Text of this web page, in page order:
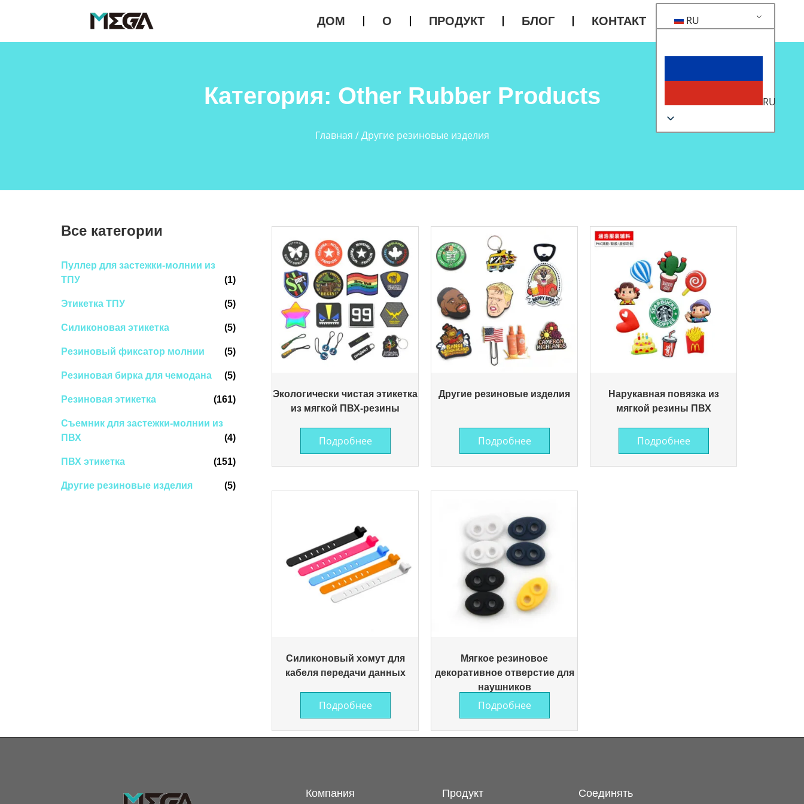
ДОМ О ПРОДУКТ БЛОГ КОНТАКТ RU
RU
Категория: Other Rubber Products
Главная / Другие резиновые изделия
Все категории
Пуллер для застежки-молнии из
ТПУ
(1)
Этикетка ТПУ (5)
Силиконовая этикетка (5)
Резиновый фиксатор молнии (5)
Резиновая бирка для чемодана (5)
Резиновая этикетка (161)
Съемник для застежки-молнии из
ПВХ
(4)
ПВХ этикетка (151)
Другие резиновые изделия (5)
Экологически чистая этикетка
из мягкой ПВХ-резины
Подробнее
Другие резиновые изделия
Подробнее
Нарукавная повязка из
мягкой резины ПВХ
Подробнее
Силиконовый хомут для
кабеля передачи данных
Подробнее
Мягкое резиновое
декоративное отверстие для
наушников
Подробнее
Компания Продукт Соединять